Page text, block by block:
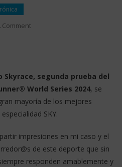
Comment
Skyrace, segunda prueba del
World Series 2024, se
mayoría de los mejores
SKY.
impresiones en mi caso y el
de este deporte que sin
responden amablemente y